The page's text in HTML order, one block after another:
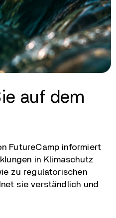
auf dem
FutureCamp informiert
in Klimaschutz
zu regulatorischen
sie verständlich und